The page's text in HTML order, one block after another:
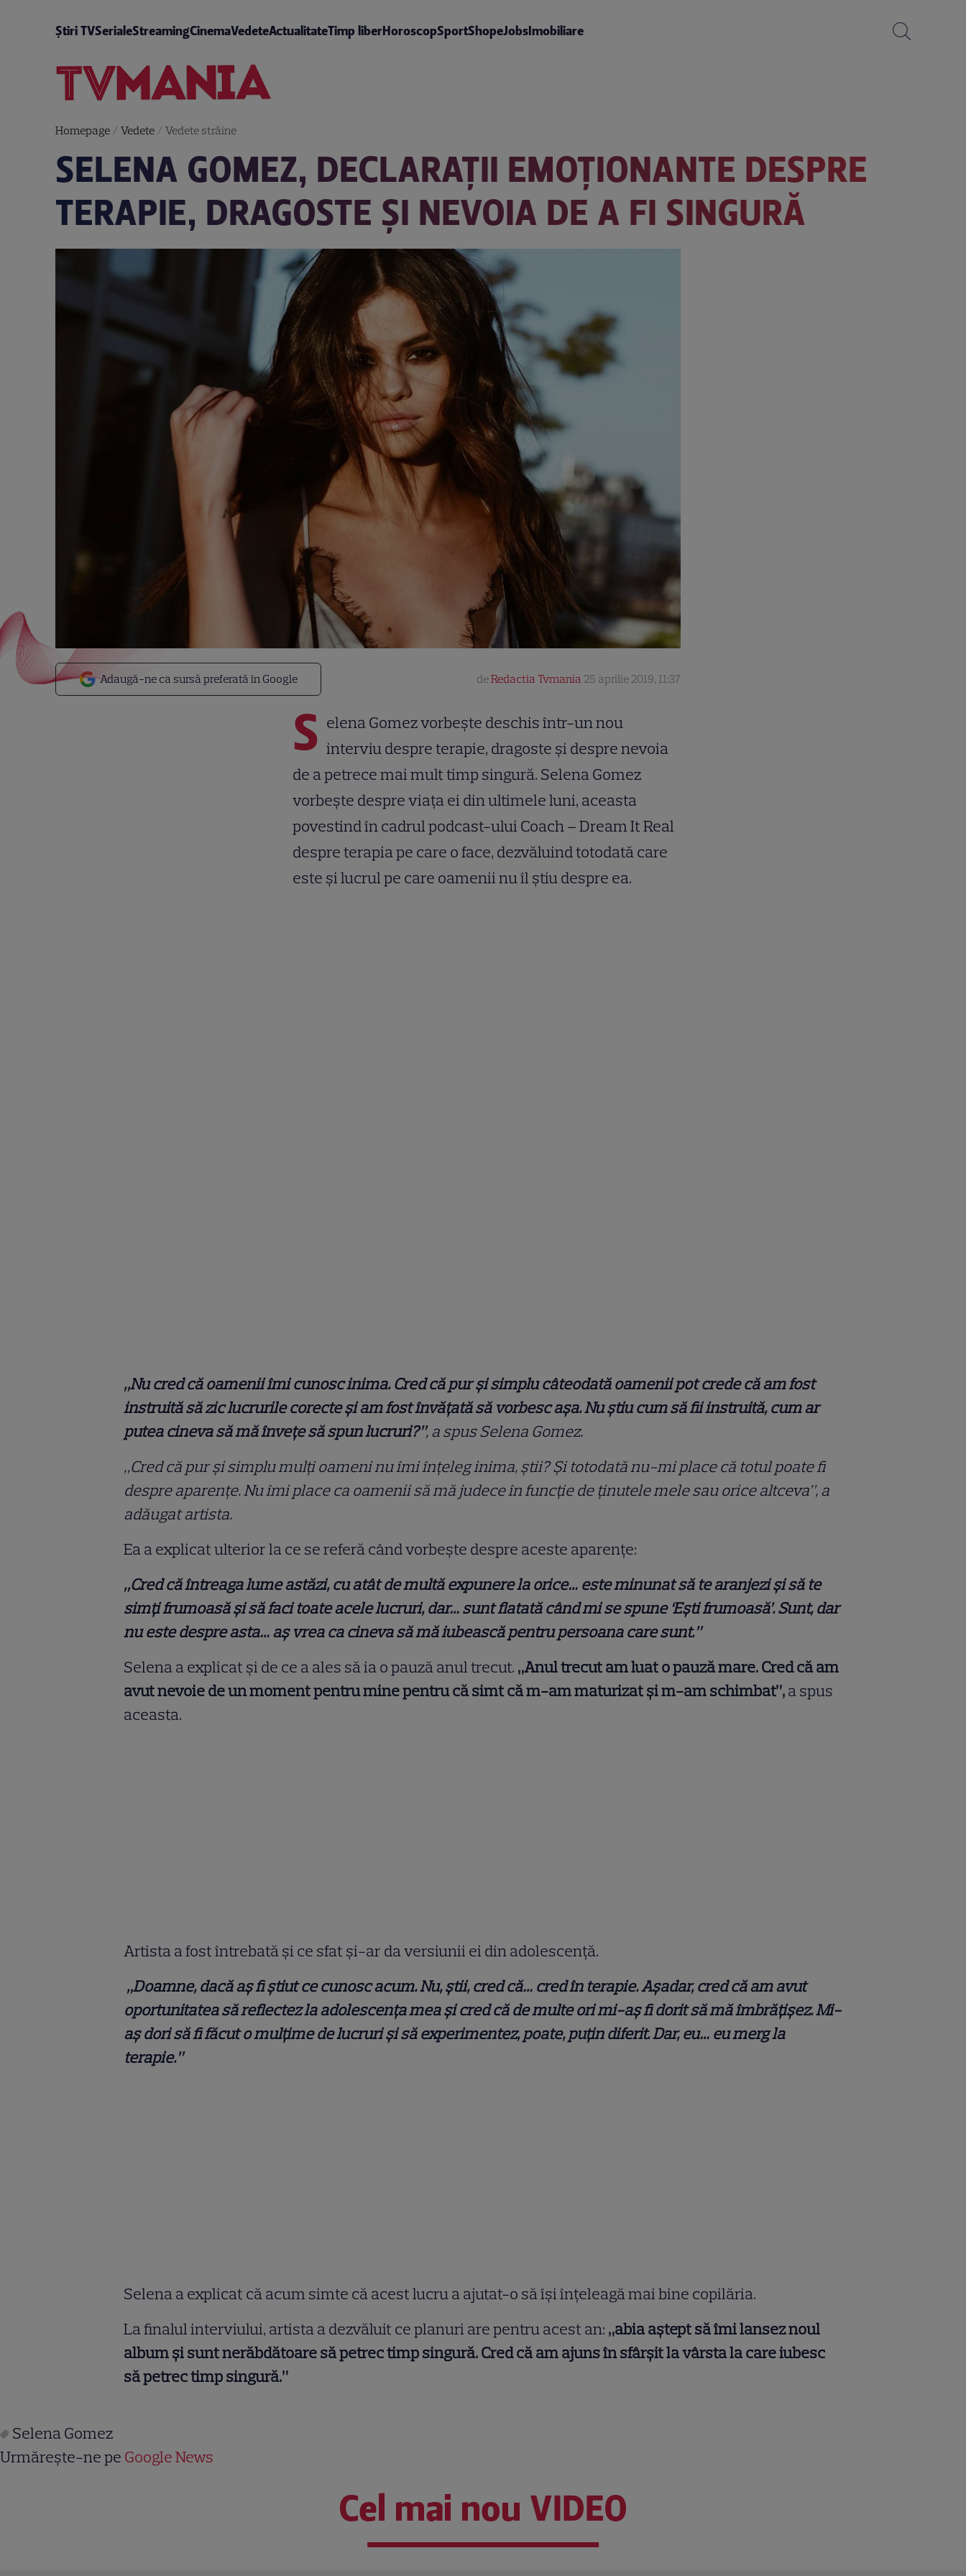
Știri TVSerialeStreamingCinemaVedeteActualitateTimp liberHoroscopSportShopeJobsImobiliare
Homepage/ Vedete/ Vedete străine
SELENA GOMEZ, DECLARAȚII EMOȚIONANTE DESPRE
TERAPIE, DRAGOSTE ȘI NEVOIA DE A FI SINGURĂ
Adaugă-ne ca sursă preferată în Google deRedactia Tvmania 25 aprilie 2019, 11:37
S elena Gomez vorbește deschis într-un nou
interviu despre terapie, dragoste și despre nevoia
de a petrece mai mult timp singură. Selena Gomez
vorbește despre viața ei din ultimele luni, aceasta
povestind în cadrul podcast-ului Coach – Dream It Real
despre terapia pe care o face, dezvăluind totodată care
este și lucrul pe care oamenii nu îl știu despre ea.
„Nu cred că oamenii îmi cunosc inima. Cred că pur și simplu câteodată oamenii pot crede că am fost
instruită să zic lucrurile corecte și am fost învățată să vorbesc așa. Nu știu cum să fii instruită, cum ar
putea cineva să mă învețe să spun lucruri?”, a spus Selena Gomez.
„Cred că pur și simplu mulți oameni nu îmi înțeleg inima, știi? Și totodată nu-mi place că totul poate fi
despre aparențe. Nu îmi place ca oamenii să mă judece în funcție de ținutele mele sau orice altceva”, a
adăugat artista.
Ea a explicat ulterior la ce se referă când vorbește despre aceste aparențe:
„Cred că întreaga lume astăzi, cu atât de multă expunere la orice… este minunat să te aranjezi și să te
simți frumoasă și să faci toate acele lucruri, dar… sunt flatată când mi se spune ‘Ești frumoasă’. Sunt, dar
nu este despre asta… aș vrea ca cineva să mă iubească pentru persoana care sunt.”
Selena a explicat și de ce a ales să ia o pauză anul trecut. „Anul trecut am luat o pauză mare. Cred că am
avut nevoie de un moment pentru mine pentru că simt că m-am maturizat și m-am schimbat”,a spus
aceasta.
Artista a fost întrebată și ce sfat și-ar da versiunii ei din adolescență.
„Doamne, dacă aș fi știut ce cunosc acum. Nu, știi, cred că… cred în terapie. Așadar, cred că am avut
oportunitatea să reflectez la adolescența mea și cred că de multe ori mi-aș fi dorit să mă îmbrățișez. Mi-
aș dori să fi făcut o mulțime de lucruri și să experimentez, poate, puțin diferit. Dar, eu… eu merg la
terapie.”
Selena a explicat că acum simte că acest lucru a ajutat-o să își înțeleagă mai bine copilăria.
La finalul interviului, artista a dezvăluit ce planuri are pentru acest an: „abia aștept să îmi lansez noul
album și sunt nerăbdătoare să petrec timp singură. Cred că am ajuns în sfârșit la vârsta la care iubesc
să petrec timp singură.”
Selena Gomez
Urmărește-ne pe Google News
Cel mai nou VIDEO